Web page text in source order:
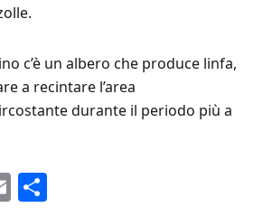
c’è un albero che produce linfa,
a recintare l’area
durante il periodo più a
E